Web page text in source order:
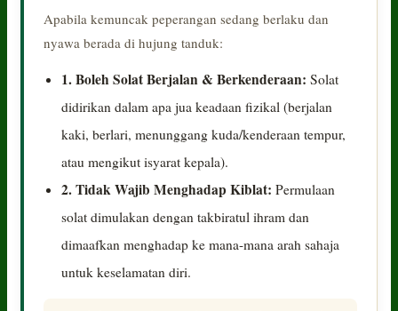
Apabila kemuncak peperangan sedang berlaku dan
nyawa berada di hujung tanduk:
1. Boleh Solat Berjalan & Berkenderaan: Solat
didirikan dalam apa jua keadaan fizikal (berjalan
kaki, berlari, menunggang kuda/kenderaan tempur,
atau mengikut isyarat kepala).
2. Tidak Wajib Menghadap Kiblat: Permulaan
solat dimulakan dengan takbiratul ihram dan
dimaafkan menghadap ke mana-mana arah sahaja
untuk keselamatan diri.